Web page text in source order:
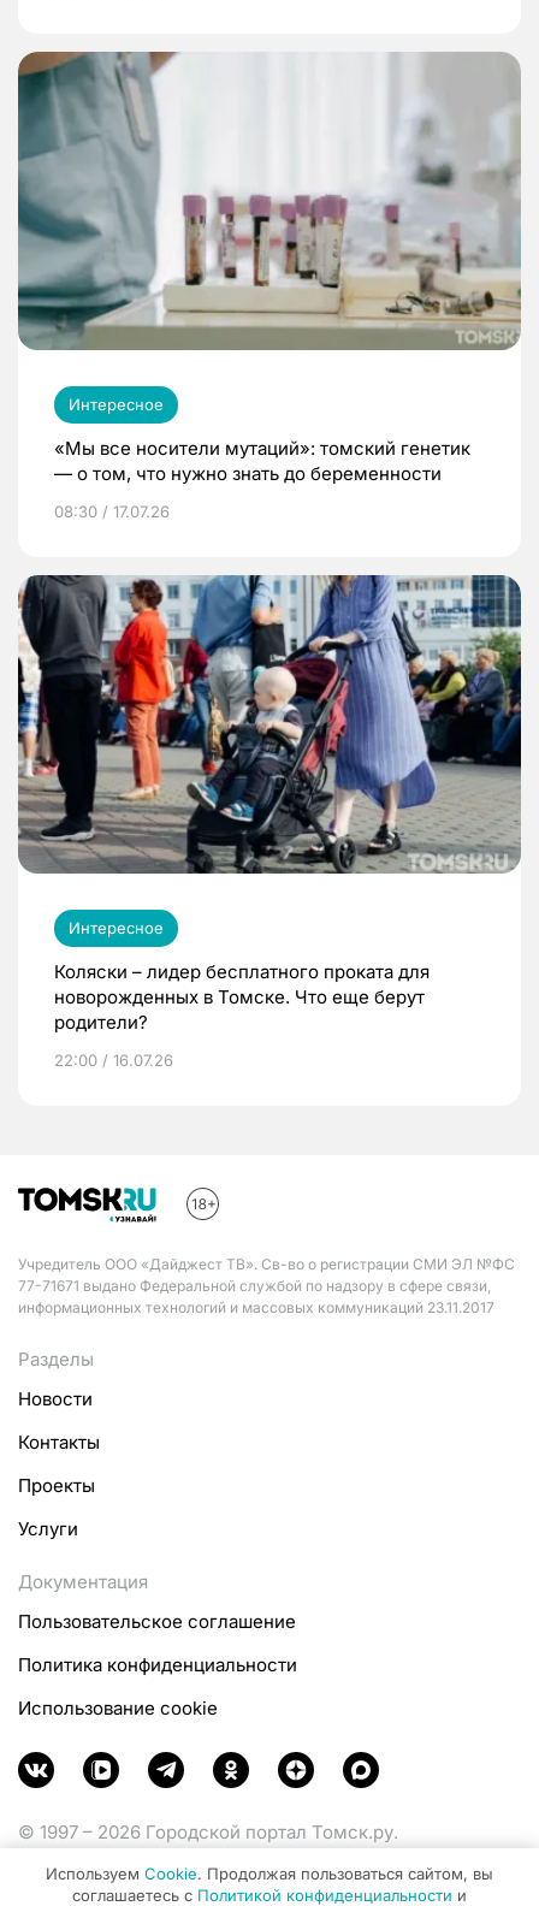
Интересное
«Мы все носители мутаций»: томский генетик
— о том, что нужно знать до беременности
08:30 / 17.07.26
Интересное
Коляски – лидер бесплатного проката для
новорожденных в Томске. Что еще берут
родители?
22:00 / 16.07.26
Учредитель ООО «Дайджест ТВ». Св-во о регистрации СМИ ЭЛ №ФС
77-71671 выдано Федеральной службой по надзору в сфере связи,
информационных технологий и массовых коммуникаций 23.11.2017
Разделы
Новости
Контакты
Проекты
Услуги
Документация
Пользовательское соглашение
Политика конфиденциальности
Использование cookie
© 1997 – 2026 Городской портал Томск.ру.
Министерства цифрового развития, связи и массовых
Используем Cookie. Продолжая пользоваться сайтом, вы
соглашаетесь с Политикой конфиденциальности и